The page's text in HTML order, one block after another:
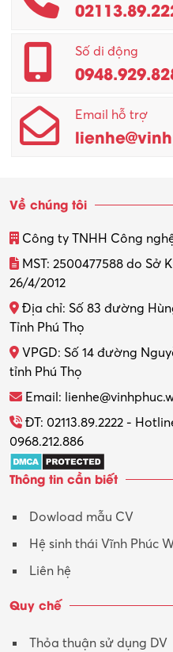
Promotion Girl (PG)
Quản lý – Giám đốc
Quản lý chất lượng –
Quản lý sản xuất
Quản trị kinh doanh
Thiết kế nội thất
Thợ máy – Ô tô – Xe máy
Thực tập
Tổ chức sự kiện – Quà
Trợ lý
Tư vấn
Tư vấn – Kiến trúc
Số di động
Email hỗ trợ
Về chúng tôi
Công ty TNHH Công
MST: 2500477588 do Sở
26/4/2012
Địa chỉ: Số 83 đường
Tỉnh Phú Thọ
VPGD: Số 14 đường
tỉnh Phú Thọ
Email:
ĐT: 02113.89.2222 -
0968.212.886
Thông tin cần biết
Dowload mẫu CV
Hệ sinh thái Vĩnh Phúc
Liên hệ
Quy chế
Thỏa thuận sử dụng DV